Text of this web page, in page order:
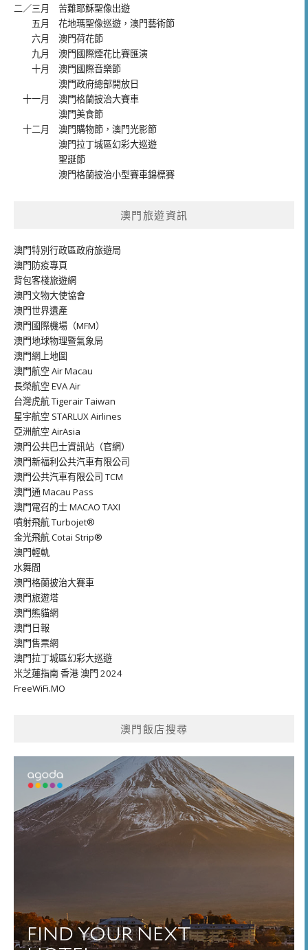
二／三月 苦難耶穌聖像出遊
五月 花地瑪聖像巡遊 ， 澳門藝術節
六月 澳門荷花節
九月 澳門國際煙花比賽匯演
十月 澳門國際音樂節
澳門政府總部開放日
十一月 澳門格蘭披治大賽車
澳門美食節
十二月 澳門購物節 ， 澳門光影節
澳門拉丁城區幻彩大巡遊
聖誕節
澳門格蘭披治小型賽車錦標賽
澳門旅遊資訊
澳門特別行政區政府旅遊局
澳門防疫專頁
背包客棧旅遊網
澳門文物大使協會
澳門世界遺產
澳門國際機場（MFM）
澳門地球物理暨氣象局
澳門網上地圖
澳門航空 Air Macau
長榮航空 EVA Air
台灣虎航 Tigerair Taiwan
星宇航空 STARLUX Airlines
亞洲航空 AirAsia
澳門公共巴士資訊站（官網）
澳門新福利公共汽車有限公司
澳門公共汽車有限公司 TCM
澳門通 Macau Pass
澳門電召的士 MACAO TAXI
噴射飛航 Turbojet®
金光飛航 Cotai Strip®
澳門輕軌
水舞間
澳門格蘭披治大賽車
澳門旅遊塔
澳門熊貓網
澳門日報
澳門售票網
澳門拉丁城區幻彩大巡遊
米芝蓮指南 香港 澳門 2024
FreeWiFi.MO
澳門飯店搜尋